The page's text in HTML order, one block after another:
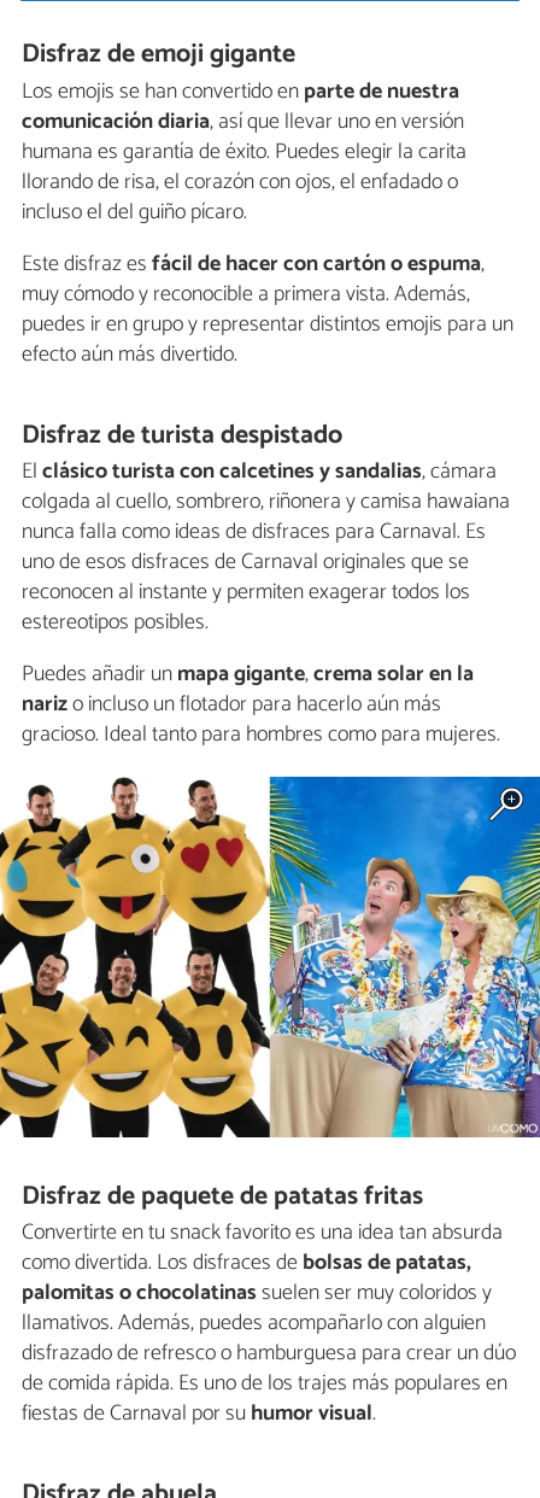
Disfraz de emoji gigante
Los emojis se han convertido enparte de nuestra
comunicación diaria, así que llevar uno en versión
humana es garantía de éxito. Puedes elegir la carita
llorando de risa, el corazón con ojos, el enfadado o
incluso el del guiño pícaro.
Este disfraz esfácil de hacer con cartón o espuma,
muy cómodo y reconocible a primera vista. Además,
puedes ir en grupo y representar distintos emojis para un
efecto aún más divertido.
Disfraz de turista despistado
Elclásico turista con calcetines y sandalias, cámara
colgada al cuello, sombrero, riñonera y camisa hawaiana
nunca falla como ideas de disfraces para Carnaval. Es
uno de esos disfraces de Carnaval originales que se
reconocen al instante y permiten exagerar todos los
estereotipos posibles.
Puedes añadir unmapa gigante,crema solar en la
narizo incluso un flotador para hacerlo aún más
gracioso. Ideal tanto para hombres como para mujeres.
Disfraz de paquete de patatas fritas
Convertirte en tu snack favorito es una idea tan absurda
como divertida. Los disfraces debolsas de patatas,
palomitas o chocolatinassuelen ser muy coloridos y
llamativos. Además, puedes acompañarlo con alguien
disfrazado de refresco o hamburguesa para crear un dúo
de comida rápida. Es uno de los trajes más populares en
fiestas de Carnaval por suhumor visual.